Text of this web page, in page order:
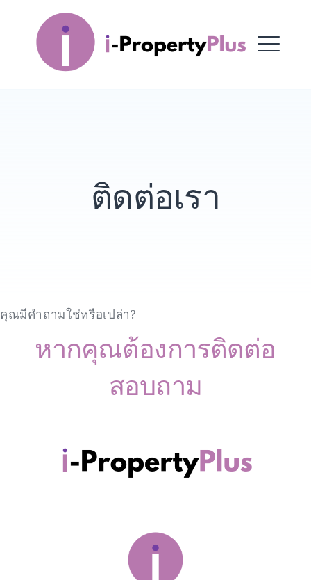
contenti-PropertyPlus
ติดต่อเรา
คุณมีคำถามใช่หรือเปล่า?
หากคุณต้องการติดต่อ
สอบถาม